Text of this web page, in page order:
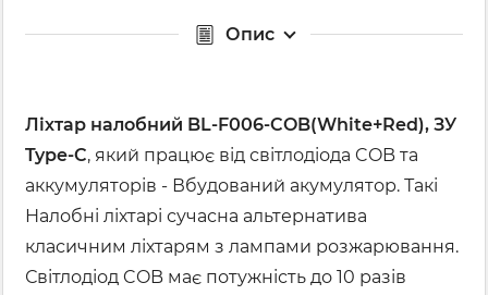
Опис
Ліхтар налобний BL-F006-COB(White+Red), ЗУ
Type-C, який працює від світлодіода COB та
аккумуляторів - Вбудований акумулятор. Такі
Налобні ліхтарі сучасна альтернатива
класичним ліхтарям з лампами розжарювання.
Світлодіод COB має потужність до 10 разів